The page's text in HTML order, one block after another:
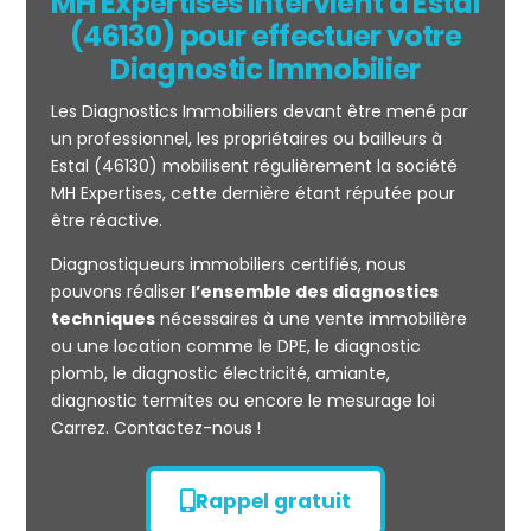
Mesurage
CARREZ
(46130) pour effectuer votre
Diagnostic Immobilier
Les Diagnostics Immobiliers devant être mené par
un professionnel, les propriétaires ou bailleurs à
Estal (46130) mobilisent régulièrement la société
MH Expertises, cette dernière étant réputée pour
être réactive.
Diagnostiqueurs immobiliers certifiés, nous
pouvons réaliser l’ensemble des diagnostics
techniquesnécessaires à une vente immobilière
ou une location comme le DPE, le diagnostic
plomb, le diagnostic électricité, amiante,
diagnostic termites ou encore le mesurage loi
Carrez. Contactez-nous !
Rappel gratuit